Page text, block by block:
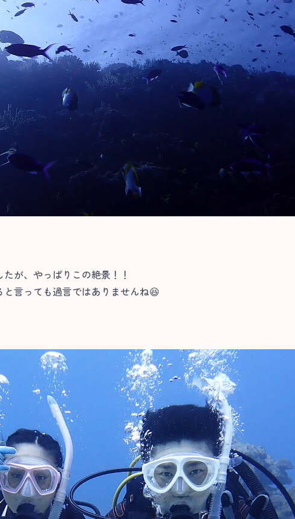
が、やっぱりこの絶景！！
言っても過言ではありませんね😆